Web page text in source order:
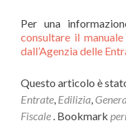
Per una
consultare il
dall’Agenzia delle
Questo articolo è
Entrate, Edilizia,
Fiscale . Bookmark